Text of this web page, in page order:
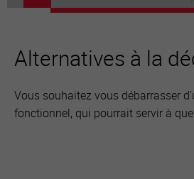
Alternatives à la
Vous souhaitez vous débarrasser
fonctionnel, qui pourrait servir à